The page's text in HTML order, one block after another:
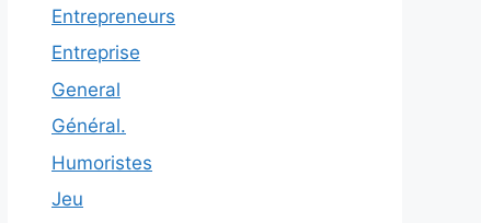
Entrepreneurs
Entreprise
General
Général.
Humoristes
Jeu